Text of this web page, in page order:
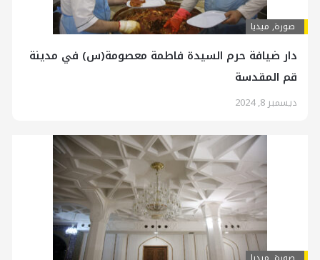
صورة, ميديا
دار ضيافة حرم السيدة فاطمة معصومة(س) في مدينة
قم المقدسة
ديسمبر 8, 2024